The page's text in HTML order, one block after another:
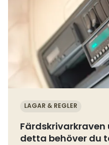
LAGAR & REGLER
Färdskrivarkraven
detta behöver du